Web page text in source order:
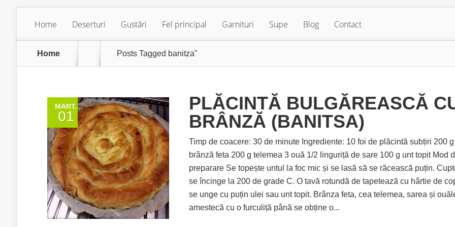
Home Deserturi Gustări Fel principal Garnituri Supe Blog Contact
Home Posts Tagged banitza"
MART.
01
PLĂCINTĂ BULGĂREASCĂ
BRÂNZĂ (BANITSA)
Timp de coacere: 30 de minute Ingrediente: 10 foi de plăcintă subțiri 200 g
brânză feta 200 g telemea 3 ouă 1/2 linguriță de sare 100 g unt topit Mod
preparare Se topește untul la foc mic și se lasă să se răcească puțin.
se încinge la 200 de grade C. O tavă rotundă de tapetează cu hârtie de
se unge cu puțin ulei sau unt topit. Brânza feta, cea telemea, sarea și
amestecă cu o furculiță până se obține o...